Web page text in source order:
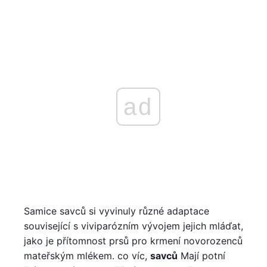
ad
Samice savců si vyvinuly různé adaptace
související s viviparózním vývojem jejich mláďat,
jako je přítomnost prsů pro krmení novorozenců
mateřským mlékem. co víc, savců Mají potní